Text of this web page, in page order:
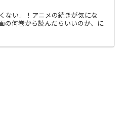
ない」！アニメの続きが気にな
の何巻から読んだらいいのか、に